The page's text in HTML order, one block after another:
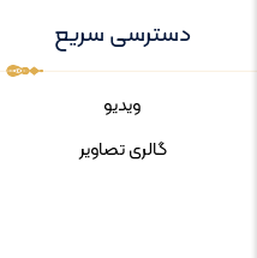
دسترسی سریع
ویدیو
گالری تصاویر